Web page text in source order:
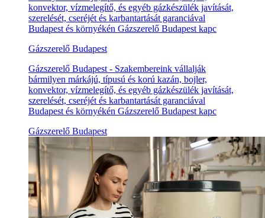
konvektor, vízmelegítő, és egyéb gázkészülék javítását,
szerelését, cseréjét és karbantartását garanciával
Budapest és környékén Gázszerelő Budapest kapc
Gázszerelő Budapest
Gázszerelő Budapest - Szakembereink vállalják
bármilyen márkájú, típusú és korú kazán, bojler,
konvektor, vízmelegítő, és egyéb gázkészülék javítását,
szerelését, cseréjét és karbantartását garanciával
Budapest és környékén Gázszerelő Budapest kapc
Gázszerelő Budapest